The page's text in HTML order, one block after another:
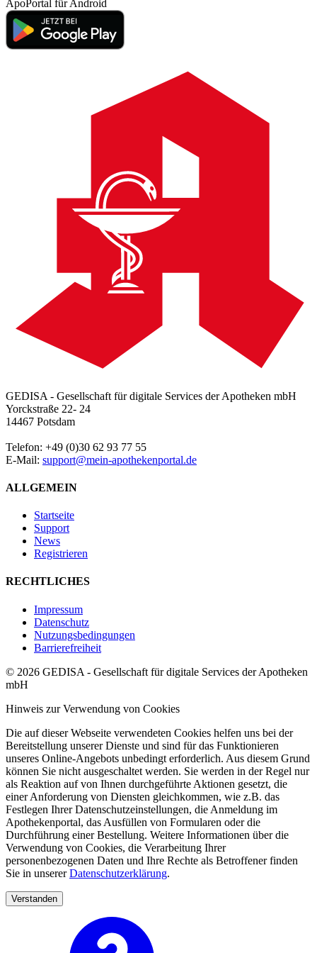
ApoPortal fürAndroid
GEDISA - Gesellschaft für digitale Services der Apotheken mbH
Yorckstraße 22- 24
14467 Potsdam
Telefon: +49 (0)30 62 93 77 55
E-Mail: support@mein-apothekenportal.de
ALLGEMEIN
Startseite
Support
News
Registrieren
RECHTLICHES
Impressum
Datenschutz
Nutzungsbedingungen
Barrierefreiheit
© 2026 GEDISA - Gesellschaft für digitale Services der Apotheken
mbH
Hinweis zur Verwendung von Cookies
Die auf dieser Webseite verwendeten Cookies helfen uns bei der
Bereitstellung unserer Dienste und sind für das Funktionieren
unseres Online-Angebots unbedingt erforderlich. Aus diesem Grund
können Sie nicht ausgeschaltet werden. Sie werden in der Regel nur
als Reaktion auf von Ihnen durchgeführte Aktionen gesetzt, die
einer Anforderung von Diensten gleichkommen, wie z.B. das
Festlegen Ihrer Datenschutzeinstellungen, die Anmeldung im
Apothekenportal, das Ausfüllen von Formularen oder die
Durchführung einer Bestellung. Weitere Informationen über die
Verwendung von Cookies, die Verarbeitung Ihrer
personenbezogenen Daten und Ihre Rechte als Betroffener finden
Sie in unsererDatenschutzerklärung.
Verstanden